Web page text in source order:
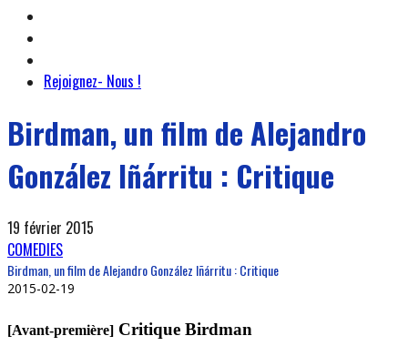
Rejoignez- Nous !
Birdman, un film de Alejandro
González Iñárritu : Critique
19 février 2015
COMEDIES
Birdman, un film de Alejandro González Iñárritu : Critique
2015-02-19
[Avant-première] Critique Birdman